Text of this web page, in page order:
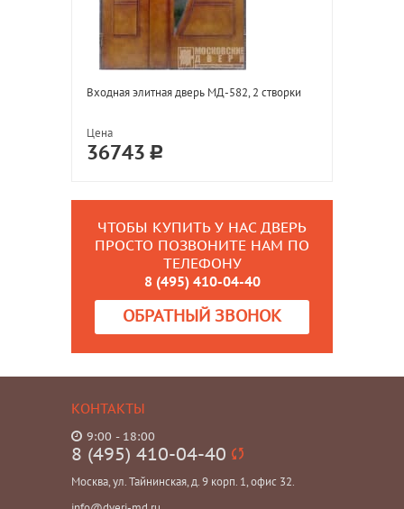
Входная элитная дверь МД-582, 2 створки
Цена
36743
ЧТОБЫ КУПИТЬ У НАС ДВЕРЬ
ПРОСТО ПОЗВОНИТЕ НАМ ПО
ТЕЛЕФОНУ
8 (495) 410-04-40
ОБРАТНЫЙ ЗВОНОК
КОНТАКТЫ
9:00 - 18:00
8 (495) 410-04-40
Москва, ул. Тайнинская, д. 9 корп. 1, офис 32.